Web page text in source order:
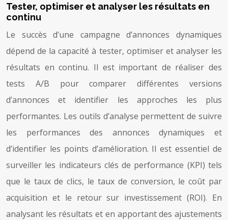
Tester, optimiser et analyser les résultats en
continu
Le succès d’une campagne d’annonces dynamiques
dépend de la capacité à tester, optimiser et analyser les
résultats en continu. Il est important de réaliser des
tests A/B pour comparer différentes versions
d’annonces et identifier les approches les plus
performantes. Les outils d’analyse permettent de suivre
les performances des annonces dynamiques et
d’identifier les points d’amélioration. Il est essentiel de
surveiller les indicateurs clés de performance (KPI) tels
que le taux de clics, le taux de conversion, le coût par
acquisition et le retour sur investissement (ROI). En
analysant les résultats et en apportant des ajustements